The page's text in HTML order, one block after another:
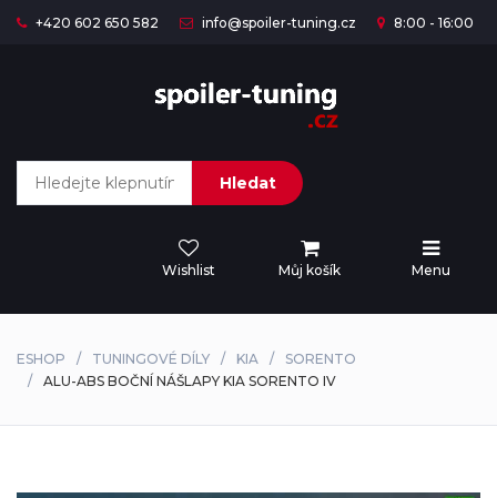
+420 602 650 582 info@spoiler-tuning.cz 8:00 - 16:00
Hledat
Wishlist Můj košík Menu
ESHOP TUNINGOVÉ DÍLY KIA
SORENTO
ALU-ABS BOČNÍ NÁŠLAPY KIA SORENTO IV